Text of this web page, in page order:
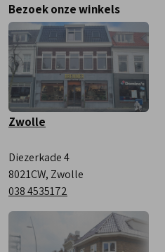
Vrijdag
Zaterdag
Bezoek onze winkels
Zwolle
Diezerkade 4
8021CW, Zwolle
038 4535172